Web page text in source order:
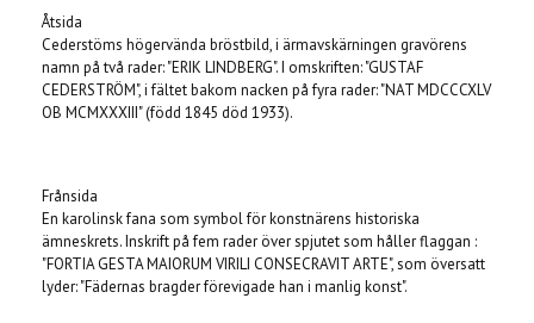
Åtsida
Cederstöms högervända bröstbild, i ärmavskärningen gravörens
namn på två rader: "ERIK LINDBERG". I omskriften: "GUSTAF
CEDERSTRÖM", i fältet bakom nacken på fyra rader: "NAT MDCCCXLV
OB MCMXXXIII" (född 1845 död 1933).
Frånsida
En karolinsk fana som symbol för konstnärens historiska
ämneskrets. Inskrift på fem rader över spjutet som håller flaggan :
"FORTIA GESTA MAIORUM VIRILI CONSECRAVIT ARTE", som översatt
lyder: "Fädernas bragder förevigade han i manlig konst".